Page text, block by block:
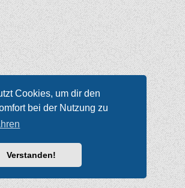
Cookies, um dir den
bei der Nutzung zu
Verstanden!